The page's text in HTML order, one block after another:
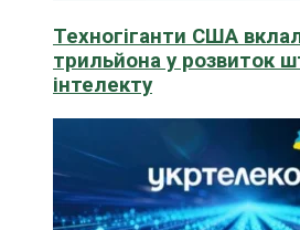
Техногіганти США
трильйона у розвиток
інтелекту